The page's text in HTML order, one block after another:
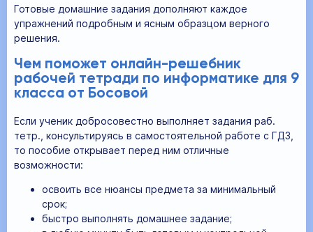
Готовые домашние задания дополняют каждое
упражнений подробным и ясным образцом верного
решения.
Чем поможет онлайн-решебник
рабочей тетради по информатике для 9
класса от Босовой
Если ученик добросовестно выполняет задания раб.
тетр., консультируясь в самостоятельной работе с ГДЗ,
то пособие открывает перед ним отличные
возможности:
освоить все нюансы предмета за минимальный
срок;
быстро выполнять домашнее задание;